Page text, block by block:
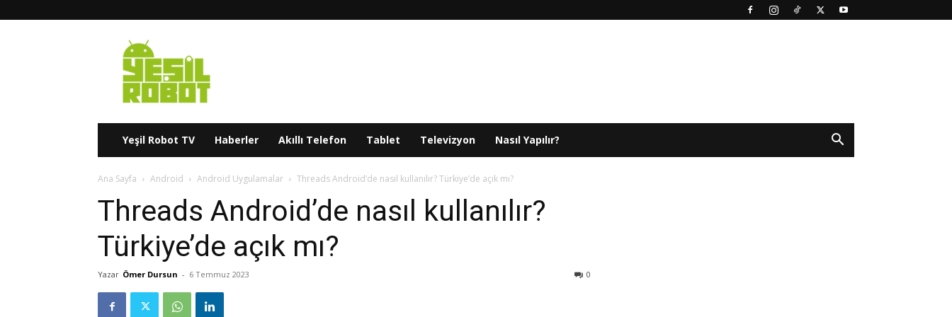
Yeşil
Robot
Yeşil Robot TV Haberler Akıllı Telefon Tablet Televizyon Nasıl Yapılır?
Ana Sayfa Android Android Uygulamalar Threads Android’de nasıl kullanılır? Türkiye’de açık mı?
Threads Android’de nasıl kullanılır?
Türkiye’de açık mı?
Yazar Ömer Dursun - 6 Temmuz 2023 0